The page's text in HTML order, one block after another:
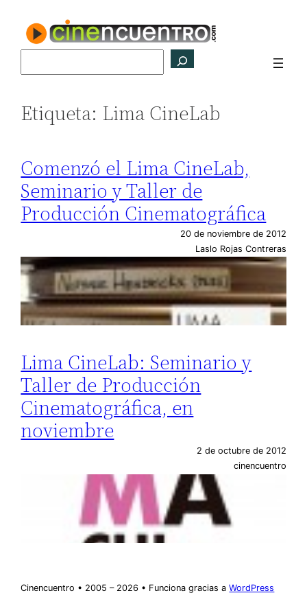
contenido
Etiqueta: Lima CineLab
Comenzó el Lima CineLab,
Seminario y Taller de
Producción Cinematográfica
20 de noviembre de 2012
Laslo Rojas Contreras
Lima CineLab: Seminario y
Taller de Producción
Cinematográfica, en
noviembre
2 de octubre de 2012
cinencuentro
Cinencuentro • 2005 – 2026 • Funciona gracias aWordPress